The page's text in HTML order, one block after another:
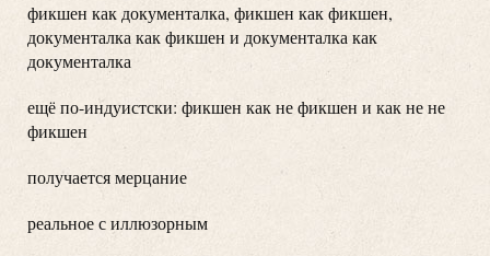
фикшен как документалка, фикшен как фикшен,
документалка как фикшен и документалка как
документалка
ещё по-индуистски: фикшен как не фикшен и как не не
фикшен
получается мерцание
реальное с иллюзорным